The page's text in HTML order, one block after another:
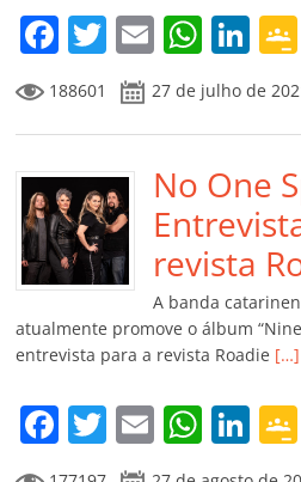
F
a
c
e
b
o
o
k
T
w
itt
er
E
m
ai
l
W
h
at
s
A
p
p
Li
n
k
e
dI
n
o
188601 27 de julho de
No One
revista
A banda
atualmente promove o álbum
entrevista para a revista Roadie […]
F
a
T
w
E
m
W Li
n